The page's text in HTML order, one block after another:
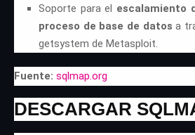
Soporte para el escalamiento
proceso de base de datos a
getsystem de Metasploit.
Fuente: sqlmap.org
DESCARGAR